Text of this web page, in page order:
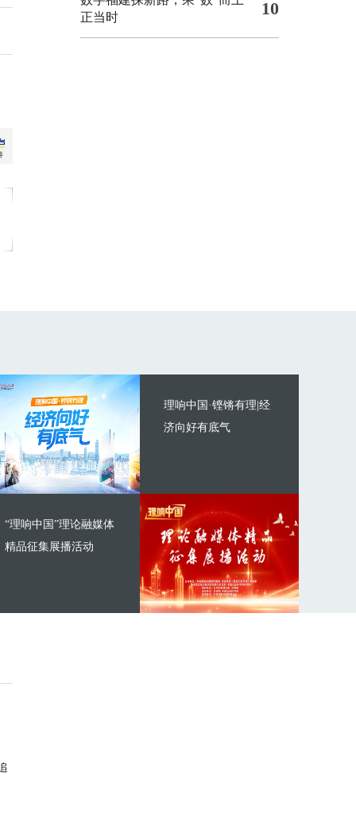
正当时
10
理响中国·铿锵有理|经
济向好有底气
“理响中国”理论融媒体
精品征集展播活动